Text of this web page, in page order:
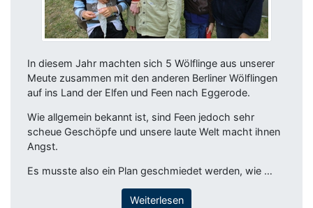
In diesem Jahr machten sich 5 Wölflinge aus unserer
Meute zusammen mit den anderen Berliner Wölflingen
auf ins Land der Elfen und Feen nach Eggerode.
Wie allgemein bekannt ist, sind Feen jedoch sehr
scheue Geschöpfe und unsere laute Welt macht ihnen
Angst.
Es musste also ein Plan geschmiedet werden, wie …
Weiterlesen